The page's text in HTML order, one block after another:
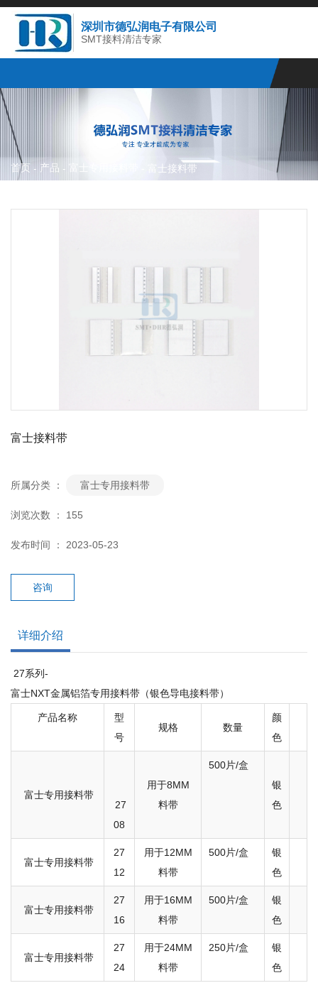
深圳市德弘润电子有限公司
SMT接料清洁专家
首页 - 产品 - 富士专用接料带 富士接料带
富士接料带
所属分类 ： 富士专用接料带
浏览次数 ： 155
发布时间 ： 2023-05-23
咨询
详细介绍
27系列-
富士NXT金属铝箔专用接料带（银色导电接料带）
产品名称
型
号
规格 数量
颜
色
富士专用接料带
27
08
用于8MM
料带
500片/盒
银
色
富士专用接料带
27
12
用于12MM
料带
500片/盒
银
色
富士专用接料带
27
16
用于16MM
料带
500片/盒
银
色
富士专用接料带
27
24
用于24MM
料带
250片/盒
银
色